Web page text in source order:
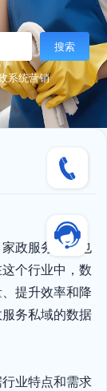
搜索
系统营销
政服务行业也
个行业中，数
提升效率和降
务私域的数据
业特点和需求